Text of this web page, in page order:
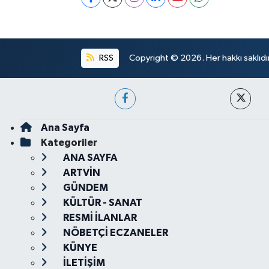
RSS Copyright © 2026. Her hakkı
Ana Sayfa
Kategoriler
ANA SAYFA
ARTVİN
GÜNDEM
KÜLTÜR - SANAT
RESMİ İLANLAR
NÖBETÇİ ECZANELER
KÜNYE
İLETİŞİM